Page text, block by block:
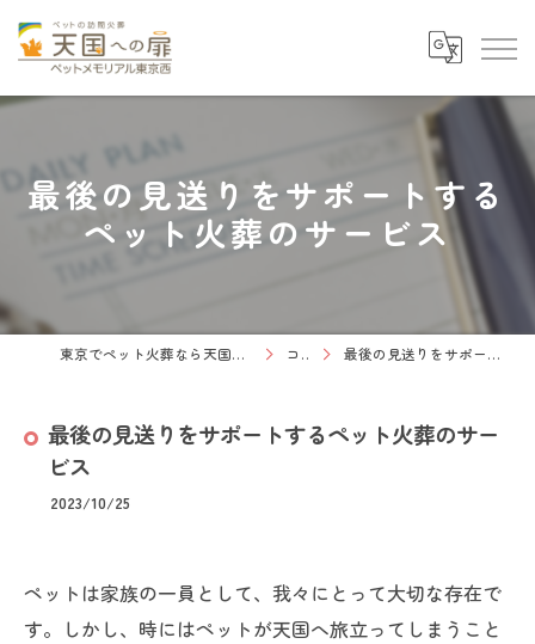
最後の見送りをサポートする
ペット火葬のサービス
東京でペット火葬なら天国への扉 ペットメモリアル東京西 コラム 最後の見送りをサポートするペット火葬のサービス
最後の見送りをサポートするペット火葬のサー
ビス
2023/10/25
ペットは家族の一員として、我々にとって大切な存在で
す。しかし、時にはペットが天国へ旅立ってしまうこと